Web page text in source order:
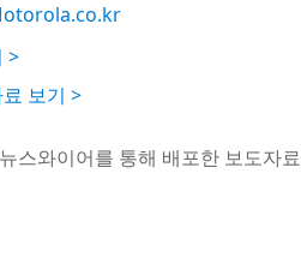
>
보기 >
스와이어를 통해 배포한 보도자